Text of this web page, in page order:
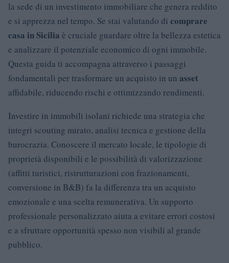
la sede di un investimento immobiliare che genera reddito
e si apprezza nel tempo. Se stai valutando di comprare
casa in Sicilia è cruciale guardare oltre la bellezza estetica
e analizzare il potenziale economico di ogni immobile.
Questa guida ti accompagna attraverso i passaggi
fondamentali per trasformare un acquisto in un asset
affidabile, riducendo rischi e ottimizzando rendimenti.
Investire in immobili isolani richiede una strategia che
integri scouting mirato, analisi tecnica e gestione della
burocrazia. Conoscere il mercato locale, le tipologie di
proprietà disponibili e le possibilità di valorizzazione
(affitti turistici, ristrutturazioni con frazionamenti,
conversione in B&B) fa la differenza tra un acquisto
emozionale e una scelta remunerativa. Un supporto
professionale personalizzato aiuta a evitare errori costosi
e a sfruttare opportunità spesso non visibili al grande
pubblico.